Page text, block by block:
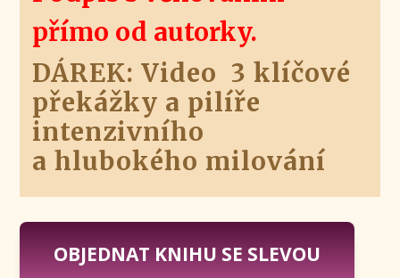
přímo od autorky.
DÁREK: Video 3 klíčové
překážky a pilíře
intenzivního
a hlubokého milování
OBJEDNAT KNIHU SE SLEVOU